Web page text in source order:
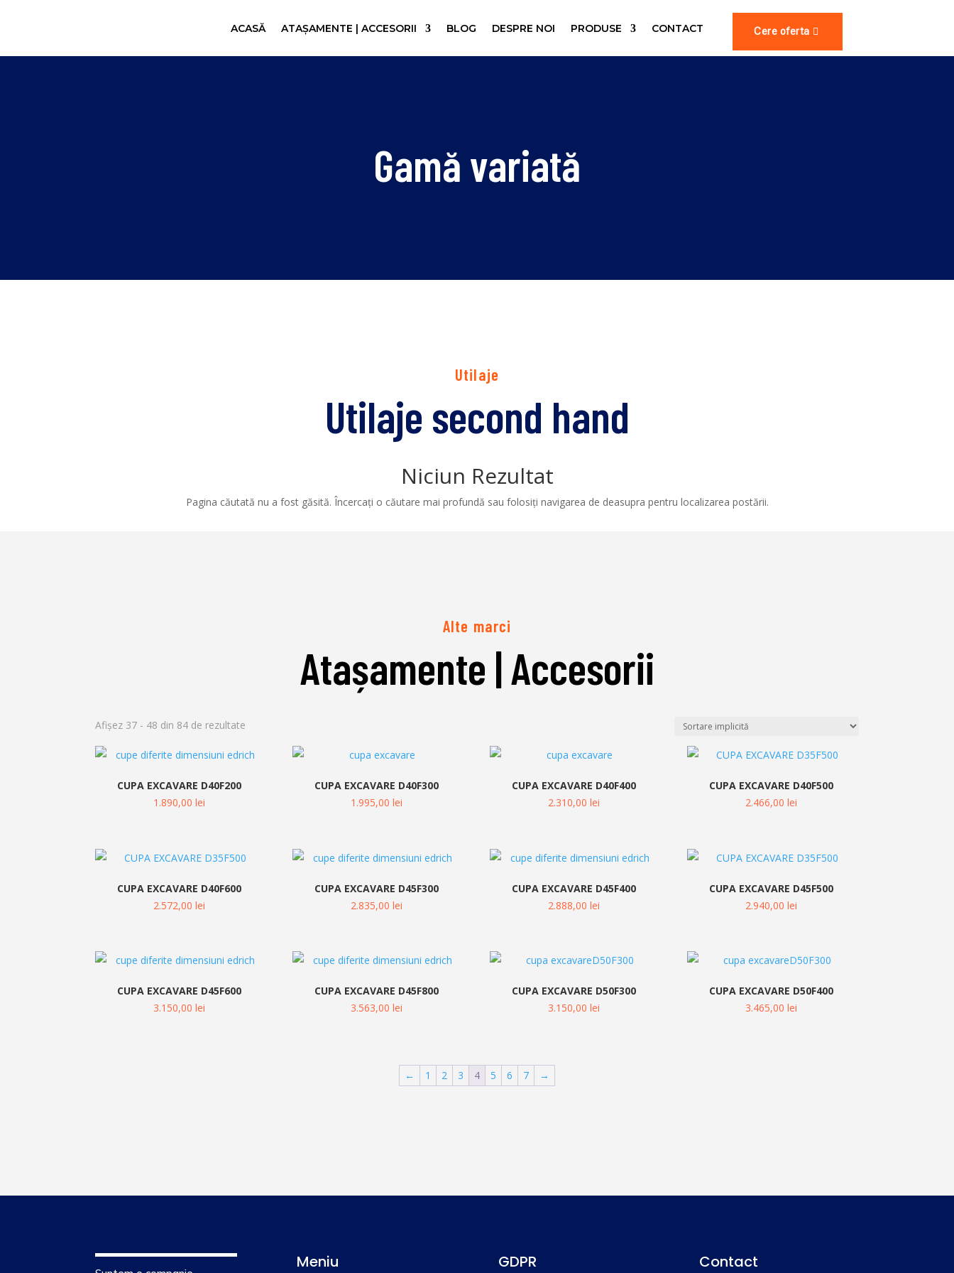
ACASĂ ATAȘAMENTE | ACCESORII BLOG DESPRE NOI PRODUSE CONTACT Cere oferta
Gamă variată
Utilaje
Utilaje second hand
Niciun Rezultat
Pagina căutată nu a fost găsită. Încercați o căutare mai profundă sau folosiți navigarea de deasupra pentru localizarea postării.
Alte marci
Atașamente | Accesorii
Afișez 37 - 48 din 84 de rezultate
CUPA EXCAVARE D40F200
1.890,00lei
CUPA EXCAVARE D40F300
1.995,00lei
CUPA EXCAVARE D40F400
2.310,00lei
CUPA EXCAVARE D40F500
2.466,00lei
CUPA EXCAVARE D40F600
2.572,00lei
CUPA EXCAVARE D45F300
2.835,00lei
CUPA EXCAVARE D45F400
2.888,00lei
CUPA EXCAVARE D45F500
2.940,00lei
CUPA EXCAVARE D45F600
3.150,00lei
CUPA EXCAVARE D45F800
3.563,00lei
CUPA EXCAVARE D50F300
3.150,00lei
CUPA EXCAVARE D50F400
3.465,00lei
← 1 2 3 4 5 6 7 →
Meniu GDPR Contact